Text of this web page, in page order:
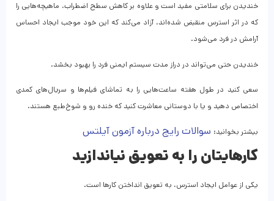
خندیدن برای سلامتی مفید است و علاوه بر کاهش سطح اضطراب، ماهیچه‌هایی را
که در اثر استرس منقبض شده‌اند، آزاد می‌کند که این خود موجب ایجاد احساس
آرامش در فرد می‌شود.
خندیدن حتی می‌تواند در دراز مدت سیستم ایمنی فرد را بهبود بخشد.
سعی کنید در طول هفته ساعت‌هایی را به تماشای فیلم‌ها و سریال‌های کمدی
اختصاص دهید و یا با دوستانی معاشرت کنید که خنده رو و شوخ‌طبع هستند.
بیشتر بخوانید: سوالات رایج درباره آزمون آیلتس
کارهایتان را به تعویق نیاندازید
یکی از عوامل ایجاد استرس، به تعویق انداختن کارها است.